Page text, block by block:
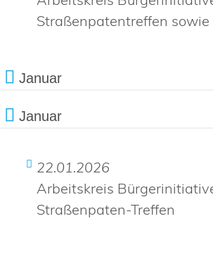
Straßenpatentreffen
Januar
Januar
22.01.2026
Arbeitskreis
Straßenpaten-Treffen